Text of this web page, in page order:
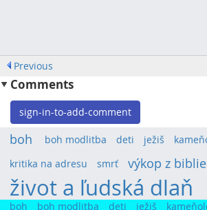
Previous
Comments
sign-in-to-add-comment
boh (24)boh modlitba (7)deti (14)ježiš (9)
kritika na adresu (9)smrť (11)
výkop z biblie
život a ľudská dlaň
boh boh modlitba deti ježiš